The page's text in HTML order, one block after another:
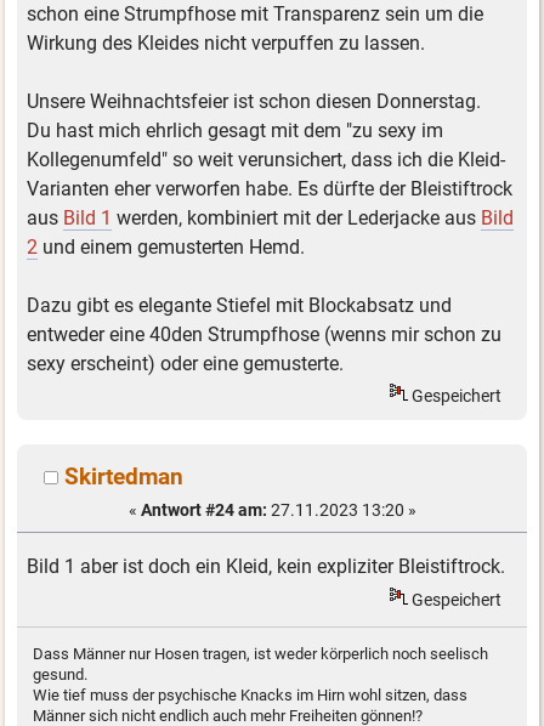
schon eine Strumpfhose mit Transparenz sein um die
Wirkung des Kleides nicht verpuffen zu lassen.
Unsere Weihnachtsfeier ist schon diesen Donnerstag.
Du hast mich ehrlich gesagt mit dem "zu sexy im
Kollegenumfeld" so weit verunsichert, dass ich die Kleid-
Varianten eher verworfen habe. Es dürfte der Bleistiftrock
aus Bild 1 werden, kombiniert mit der Lederjacke aus Bild
2 und einem gemusterten Hemd.
Dazu gibt es elegante Stiefel mit Blockabsatz und
entweder eine 40den Strumpfhose (wenns mir schon zu
sexy erscheint) oder eine gemusterte.
Gespeichert
Skirtedman
« Antwort #24 am: 27.11.2023 13:20 »
Bild 1 aber ist doch ein Kleid, kein expliziter Bleistiftrock.
Gespeichert
Dass Männer nur Hosen tragen, ist weder körperlich noch seelisch
gesund.
Wie tief muss der psychische Knacks im Hirn wohl sitzen, dass
Männer sich nicht endlich auch mehr Freiheiten gönnen!?